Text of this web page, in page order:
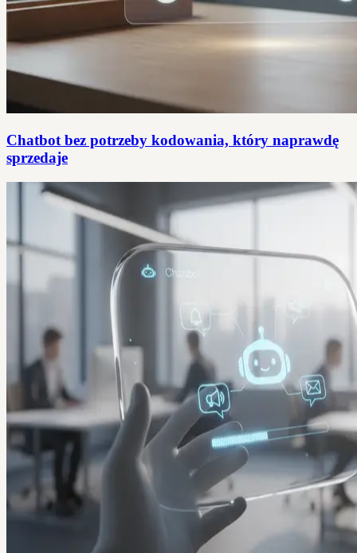
Chatbot bez potrzeby kodowania, który naprawdę
sprzedaje